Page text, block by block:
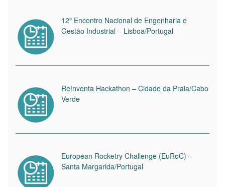
12º Encontro Nacional de Engenharia e
Gestão Industrial – Lisboa/Portugal
Re!nventa Hackathon – Cidade da Praia/Cabo
Verde
European Rocketry Challenge (EuRoC) –
Santa Margarida/Portugal